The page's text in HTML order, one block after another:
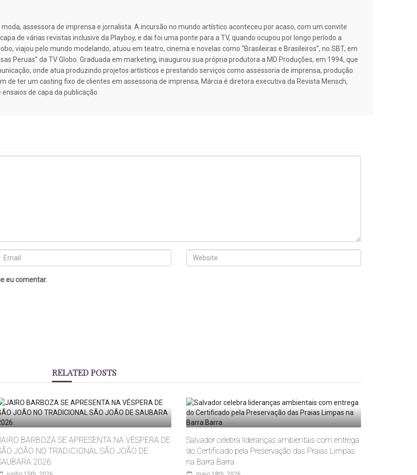
assessora de imprensa e jornalista. A incursão no mundo artístico aconteceu por acaso, com um convite
de várias revistas inclusive da Playboy, e dai foi uma ponte para a TV, quando ocupou por longo período a
viajou pelo mundo modelando, atuou em teatro, cinema e novelas como “Brasileiras e Brasileiros”, no SBT, em
Peruas” da TV Globo. Graduada em marketing, inaugurou sua própria produtora a MD Produções, em 1994, que
onde atua produzindo projetos artísticos e prestando serviços como assessoria de imprensa, produção
de ter um casting fixo de clientes em assessoria de imprensa, Márcia é diretora executiva da Revista Mensch,
de capa da publicação.
eu comentar.
RELATED POSTS
BARBOZA SE APRESENTA NA VÉSPERA DE
JOÃO NO TRADICIONAL SÃO JOÃO DE
2026
Salvador celebra lideranças ambientais com entrega
do Certificado pela Preservação das Praias Limpas
na Barra Barra